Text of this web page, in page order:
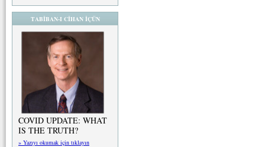
TABİBAN-I CİHAN İÇÜN
COVID UPDATE: WHAT
IS THE TRUTH?
» Yazıyı okumak için tıklayın